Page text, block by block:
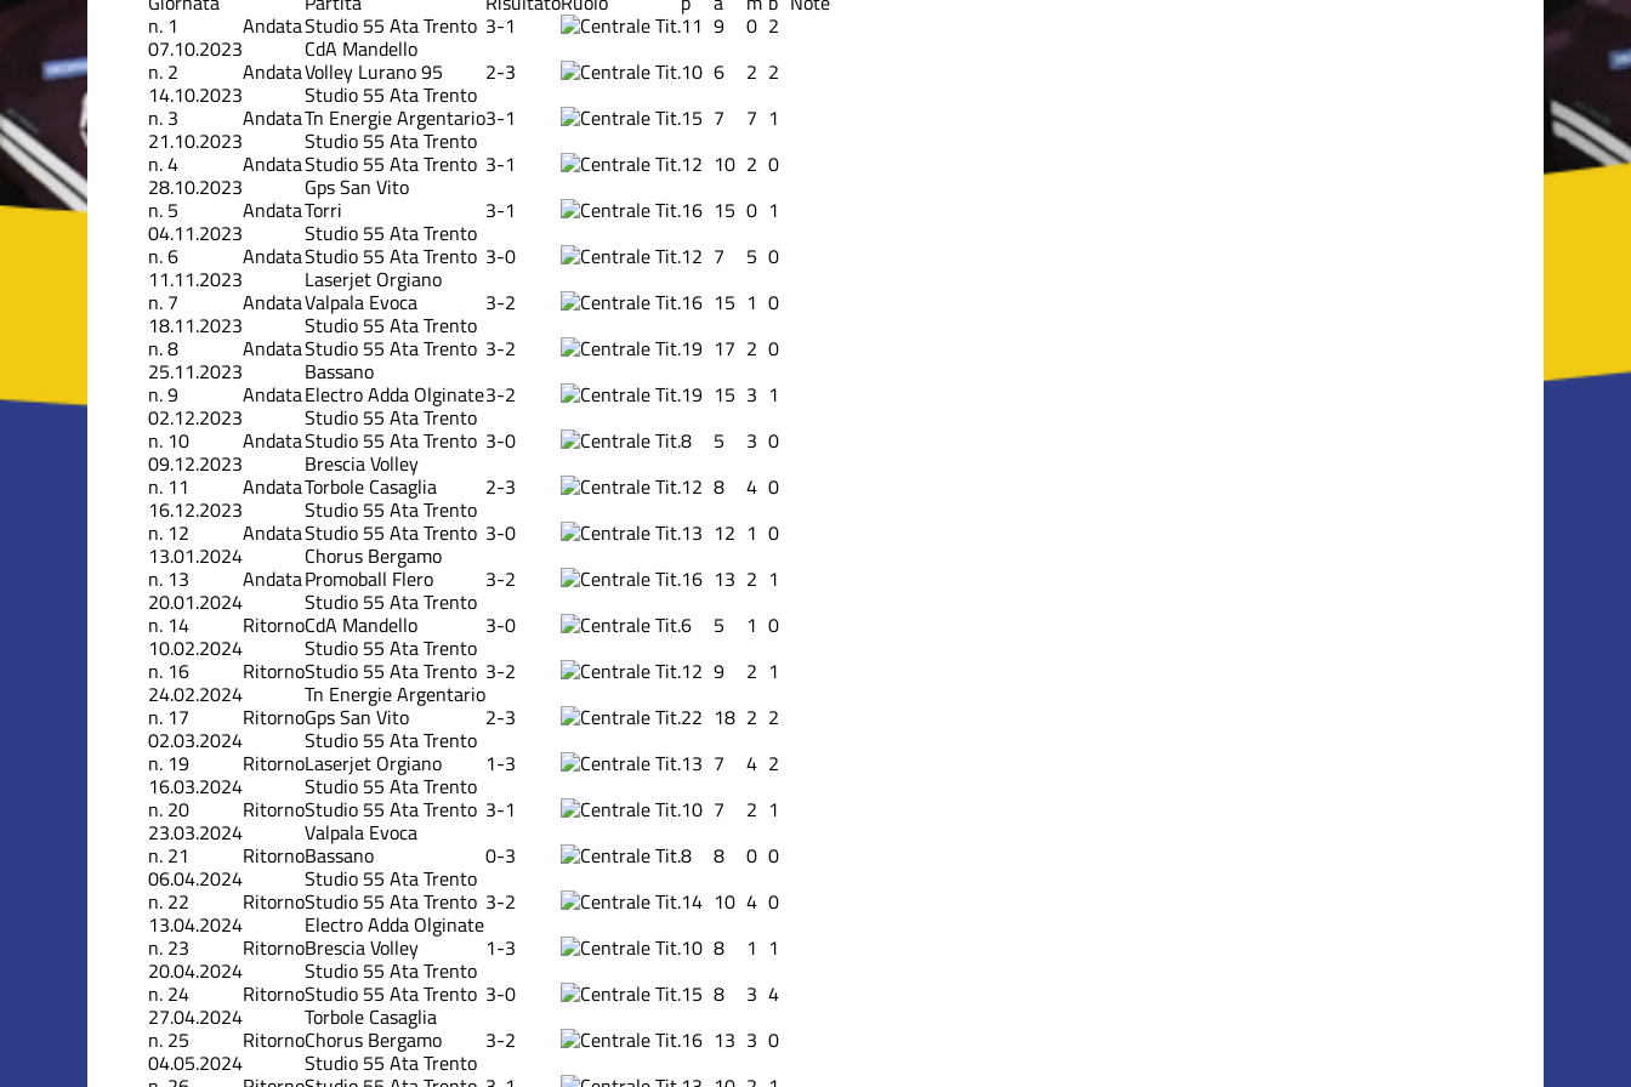
n. 1
07.10.2023
AndataStudio 55 Ata Trento
CdA Mandello
3-1 Tit.11 9 0 2
n. 2
14.10.2023
AndataVolley Lurano 95
Studio 55 Ata Trento
2-3 Tit.10 6 2 2
n. 3
21.10.2023
AndataTn Energie Argentario
Studio 55 Ata Trento
3-1 Tit.15 7 7 1
n.4
28.10.2023
AndataStudio 55 Ata Trento
Gps San Vito
3-1 Tit.12 10 2 0
n. 5
04.11.2023
AndataTorri
Studio 55 Ata Trento
3-1 Tit.16 15 0 1
n.6
11.11.2023
AndataStudio 55 Ata Trento
Laserjet Orgiano
3-0 Tit.12 7 5 0
n. 7
18.11.2023
AndataValpala Evoca
Studio 55 Ata Trento
3-2 Tit.16 15 1 0
n.8
25.11.2023
AndataStudio 55 Ata Trento
Bassano
3-2 Tit.19 17 2 0
n.9
02.12.2023
AndataElectro Adda Olginate
Studio 55 Ata Trento
3-2 Tit.19 15 3 1
n. 10
09.12.2023
AndataStudio 55 Ata Trento
Brescia Volley
3-0 Tit.8 5 3 0
n. 11
16.12.2023
AndataTorbole Casaglia
Studio 55 Ata Trento
2-3 Tit.12 8 4 0
n. 12
13.01.2024
AndataStudio 55 Ata Trento
Chorus Bergamo
3-0 Tit.13 12 1 0
n. 13
20.01.2024
AndataPromoball Flero
Studio 55 Ata Trento
3-2 Tit.16 13 2 1
n. 14
10.02.2024
RitornoCdA Mandello
Studio 55 Ata Trento
3-0 Tit.6 5 1 0
n. 16
24.02.2024
RitornoStudio 55 Ata Trento
Tn Energie Argentario
3-2 Tit.12 9 2 1
n. 17
02.03.2024
RitornoGps San Vito
Studio 55 Ata Trento
2-3 Tit.22 18 2 2
n. 19
16.03.2024
RitornoLaserjet Orgiano
Studio 55 Ata Trento
1-3 Tit.13 7 4 2
n. 20
23.03.2024
RitornoStudio 55 Ata Trento
Valpala Evoca
3-1 Tit.10 7 2 1
n. 21
06.04.2024
RitornoBassano
Studio 55 Ata Trento
0-3 Tit.8 8 0 0
n. 22
13.04.2024
RitornoStudio 55 Ata Trento
Electro Adda Olginate
3-2 Tit.14 10 4 0
n. 23
20.04.2024
RitornoBrescia Volley
Studio 55 Ata Trento
1-3 Tit.10 8 1 1
n. 24
27.04.2024
RitornoStudio 55 Ata Trento
Torbole Casaglia
3-0 Tit.15 8 3 4
n. 25
04.05.2024
RitornoChorus Bergamo
Studio 55 Ata Trento
3-2 Tit.16 13 3 0